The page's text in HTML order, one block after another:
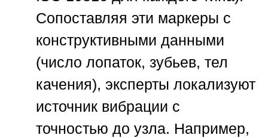
Сопоставляя эти маркеры с
конструктивными данными
(число лопаток, зубьев, тел
качения), эксперты локализуют
источник вибрации с
точностью до узла. Например,